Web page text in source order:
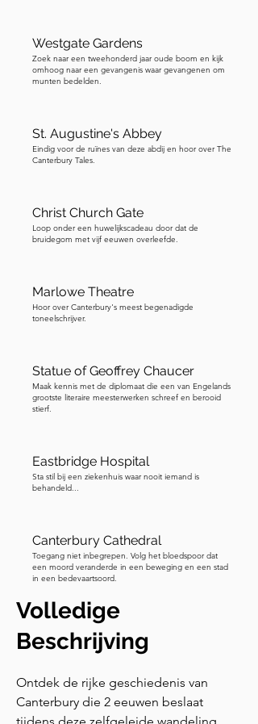
Westgate Gardens
Zoek naar een tweehonderd jaar oude boom en kijk
omhoog naar een gevangenis waar gevangenen om
munten bedelden.
St. Augustine's Abbey
Eindig voor de ruïnes van deze abdij en hoor over The
Canterbury Tales.
Christ Church Gate
Loop onder een huwelijkscadeau door dat de
bruidegom met vijf eeuwen overleefde.
Marlowe Theatre
Hoor over Canterbury's meest begenadigde
toneelschrijver.
Statue of Geoffrey Chaucer
Maak kennis met de diplomaat die een van Engelands
grootste literaire meesterwerken schreef en berooid
stierf.
Eastbridge Hospital
Sta stil bij een ziekenhuis waar nooit iemand is
behandeld...
Canterbury Cathedral
Toegang niet inbegrepen. Volg het bloedspoor dat
een moord veranderde in een beweging en een stad
in een bedevaartsoord.
Volledige
Beschrijving
Ontdek de rijke geschiedenis van
Canterbury die 2 eeuwen beslaat